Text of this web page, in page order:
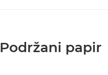
Podržani papir